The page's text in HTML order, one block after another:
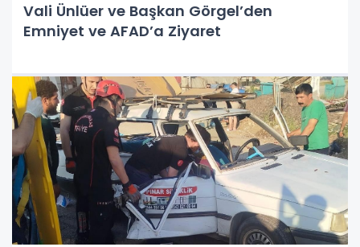
Vali Ünlüer ve Başkan Görgel’den
Emniyet ve AFAD’a Ziyaret